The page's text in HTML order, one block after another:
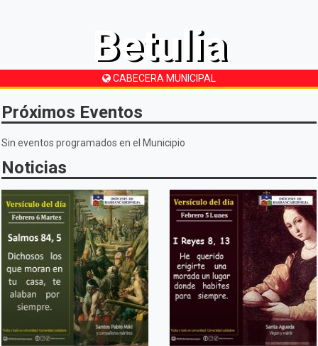
Betulia
CABECERA MUNICIPAL
Próximos Eventos
Sin eventos programados en el Municipio
Noticias